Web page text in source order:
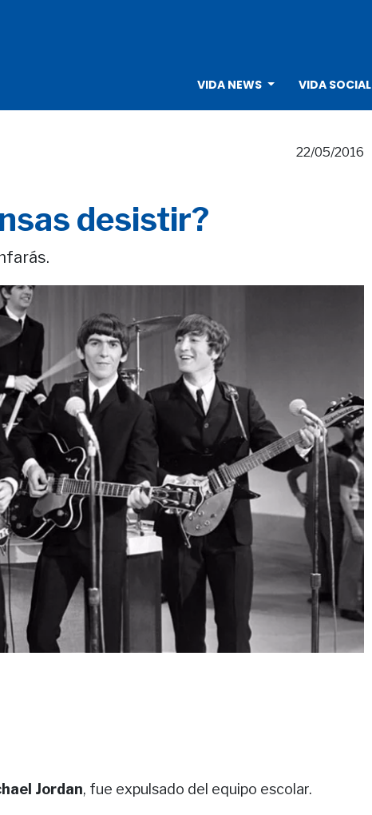
VIDA NEWS VIDA SOCIAL
22/05/2016
desistir?
Jordan, fue expulsado del equipo escolar.